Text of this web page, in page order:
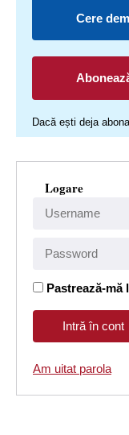
Cere
Dacă ești deja
Logare
Pastrează-mă
Am uitat parola